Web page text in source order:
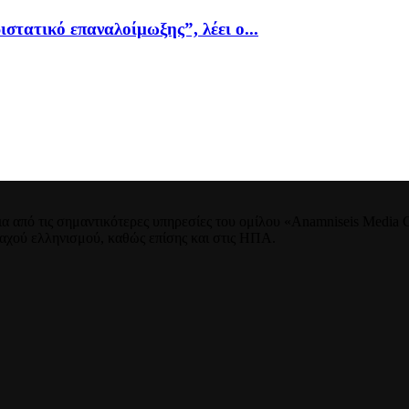
επαναλοίμωξης”, λέει ο...